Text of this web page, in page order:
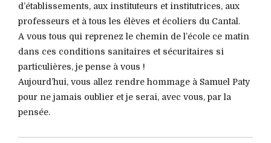
d’établissements, aux instituteurs et institutrices, aux
professeurs et à tous les élèves et écoliers du Cantal.
A vous tous qui reprenez le chemin de l’école ce matin
dans ces conditions sanitaires et sécuritaires si
particulières, je pense à vous !
Aujourd’hui, vous allez rendre hommage à Samuel Paty
pour ne jamais oublier et je serai, avec vous, par la
pensée.